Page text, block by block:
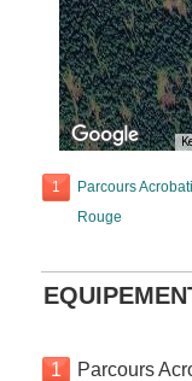
1
Parcours
Rouge
1
Parcours